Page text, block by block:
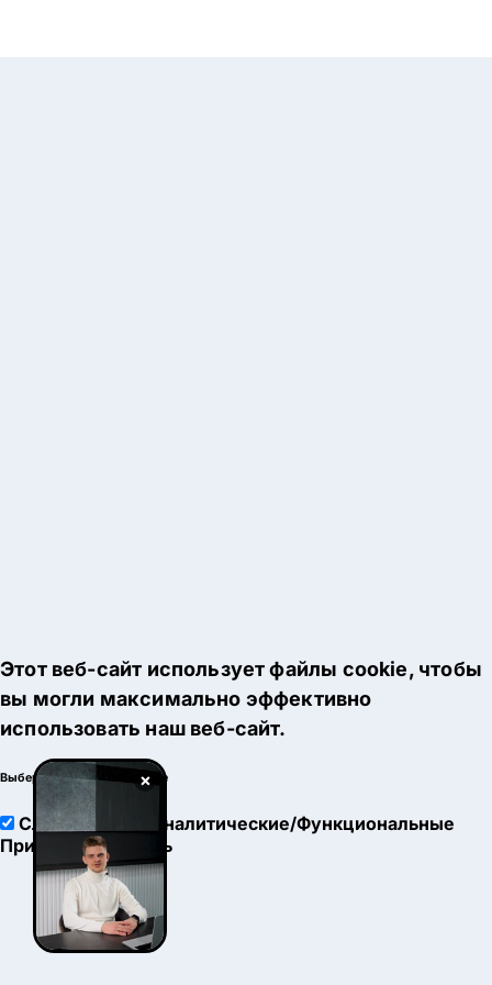
×
Этот веб-сайт использует файлы cookie, чтобы
вы могли максимально эффективно
использовать наш веб-сайт.
Выберите настройки cookie
Служебные
Аналитические/Функциональные
Принять
Настроить